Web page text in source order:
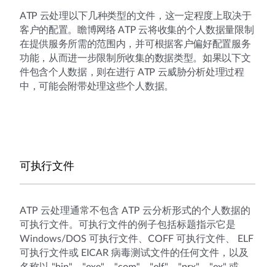
ATP 云处理以下几种类型的文件，这一定程度上取决于
客户的配置。瞻博网络 ATP 云将收集的个人数据量限制
在提供服务所需的范围内，并可根据客户偏好配置服务
功能，从而进一步限制所收集的数据类型。如果以下文
件包含个人数据，则在进行 ATP 云威胁分析处理过程
中，可能会附带处理这些个人数据。
可执行文件
ATP 云处理通常不包含 ATP 云分析形式的个人数据的
可执行文件。可执行文件的例子包括标题指示它是
Windows/DOS 可执行文件、COFF 可执行文件、 ELF
可执行文件或 EICAR 病毒测试文件的任何文件，以及